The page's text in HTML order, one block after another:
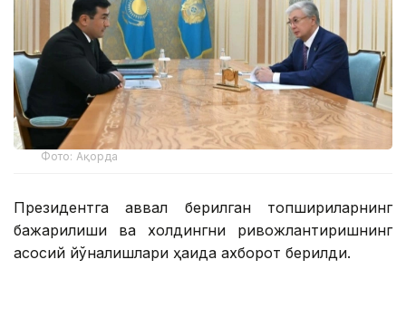
Фото: Ақорда
Президентга аввал берилган топшириқларнинг
бажарилиши ва холдингни ривожлантиришнинг
асосий йўналишлари ҳақида ахборот берилди.